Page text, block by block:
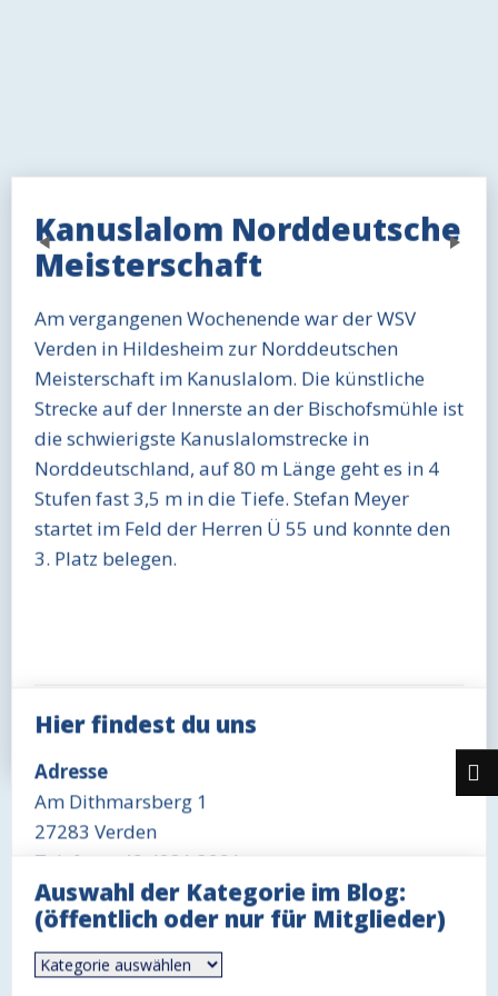
Kanuslalom Norddeutsche
Meisterschaft
Am vergangenen Wochenende war der WSV
Verden in Hildesheim zur Norddeutschen
Meisterschaft im Kanuslalom. Die künstliche
Strecke auf der Innerste an der Bischofsmühle ist
die schwierigste Kanuslalomstrecke in
Norddeutschland, auf 80 m Länge geht es in 4
Stufen fast 3,5 m in die Tiefe. Stefan Meyer
startet im Feld der Herren Ü 55 und konnte den
3. Platz belegen.
Öffentlich
View 845
Previous Next
Hier findest du uns
Adresse
Am Dithmarsberg 1
27283 Verden
Telefon: +49 4231 3291
Öffnungszeit Büro
Mittwoch 18-19 Uhr
Öffnungszeit Gaststätte
Auswahl der Kategorie im Blog:
(öffentlich oder nur für Mitglieder)
Auswahl
der